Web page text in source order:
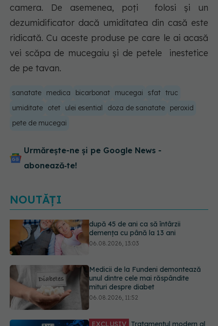
camera. De asemenea, poți folosi și un
dezumidificator dacă umiditatea din casă este
ridicată. Cu aceste produse pe care le ai acasă
vei scăpa de mucegaiu și de petele inestetice
de pe tavan.
sanatate medica bicarbonat mucegai sfat truc
umiditate
otet ulei esential doza de sanatate
peroxid
pete de mucegai
Urmărește-ne și pe Google News -
abonează‑te!
NOUTĂȚI
Medicii de la Fundeni demontează
unul dintre cele mai răspândite
EXCLUSIV Tratamentul modern al
cancerelor ginecologice. Dr. Sorin